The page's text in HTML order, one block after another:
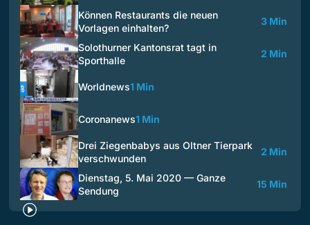
Können Restaurants die neuen
Vorlagen einhalten?
3 Min
Solothurner Kantonsrat tagt in
Sporthalle
2 Min
Worldnews1 Min
Coronanews1 Min
Drei Ziegenbabys aus Oltner Tierpark
verschwunden
2 Min
Dienstag, 5. Mai 2020 — Ganze
Sendung
15 Min